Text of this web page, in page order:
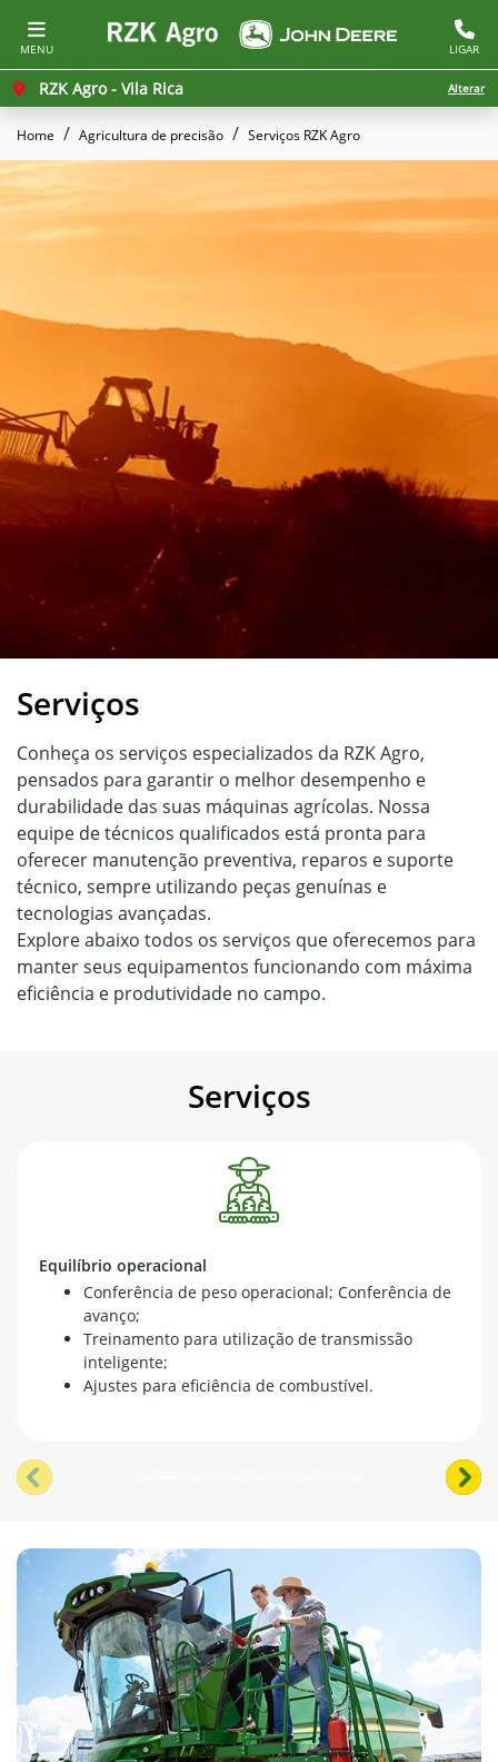
MENU LIGAR
RZK Agro - Vila Rica Alterar
Home Agricultura de precisão Serviços RZK Agro
Serviços
Conheça os serviços especializados da RZK Agro,
pensados para garantir o melhor desempenho e
durabilidade das suas máquinas agrícolas. Nossa
equipe de técnicos qualificados está pronta para
oferecer manutenção preventiva, reparos e suporte
técnico, sempre utilizando peças genuínas e
tecnologias avançadas.
Explore abaixo todos os serviços que oferecemos para
manter seus equipamentos funcionando com máxima
eficiência e produtividade no campo.
Serviços
Equilíbrio operacional
Conferência de peso operacional; Conferência de
avanço;
Treinamento para utilização de transmissão
inteligente;
Ajustes para eficiência de combustível.
templates.template-